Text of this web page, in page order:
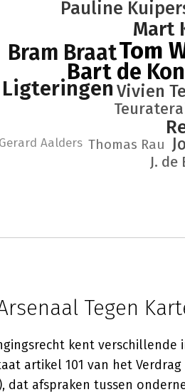
Tom
Bart de
Bram Braat
Ligteringen
Mart
Pauline
Vivien
J.
Thomas Rau
Gerard Aalders
Tegen
kent
artikel 101 van het
dat afspraken tussen